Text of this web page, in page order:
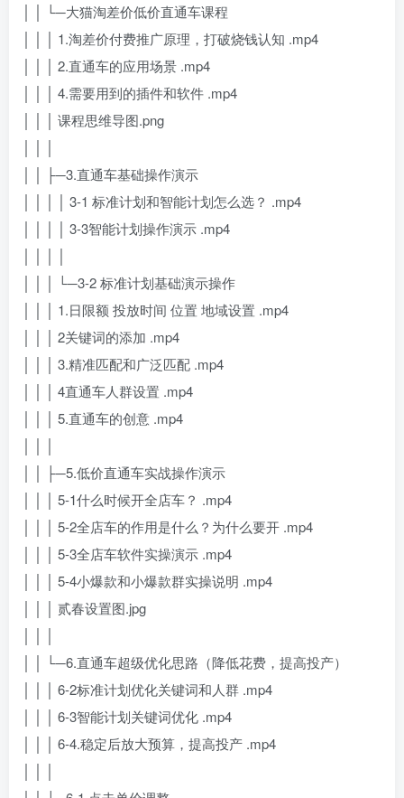
│ │ └─大猫淘差价低价直通车课程
│ │ │ 1.淘差价付费推广原理，打破烧钱认知 .mp4
│ │ │ 2.直通车的应用场景 .mp4
│ │ │ 4.需要用到的插件和软件 .mp4
│ │ │ 课程思维导图.png
│ │ ├─3.直通车基础操作演示
│ │ │ │ 3-1 标准计划和智能计划怎么选？ .mp4
│ │ │ │ 3-3智能计划操作演示 .mp4
│ │ │ └─3-2 标准计划基础演示操作
│ │ │ 1.日限额 投放时间 位置 地域设置 .mp4
│ │ │ 2关键词的添加 .mp4
│ │ │ 3.精准匹配和广泛匹配 .mp4
│ │ │ 4直通车人群设置 .mp4
│ │ │ 5.直通车的创意 .mp4
│ │ ├─5.低价直通车实战操作演示
│ │ │ 5-1什么时候开全店车？ .mp4
│ │ │ 5-2全店车的作用是什么？为什么要开 .mp4
│ │ │ 5-3全店车软件实操演示 .mp4
│ │ │ 5-4小爆款和小爆款群实操说明 .mp4
│ │ │ 贰春设置图.jpg
│ │ └─6.直通车超级优化思路（降低花费，提高投产）
│ │ │ 6-2标准计划优化关键词和人群 .mp4
│ │ │ 6-3智能计划关键词优化 .mp4
│ │ │ 6-4.稳定后放大预算，提高投产 .mp4